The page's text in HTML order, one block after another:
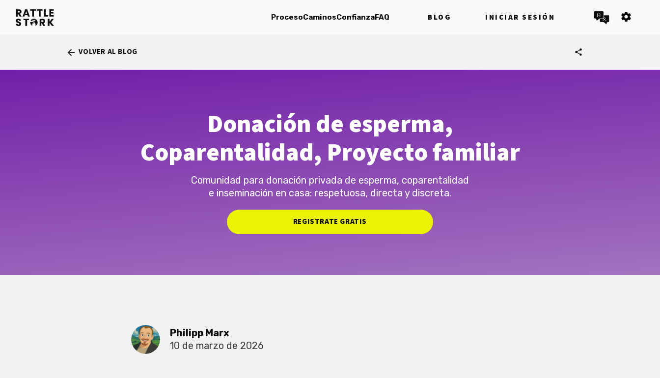
ProcesoCaminosConfianzaFAQ BLOG INICIAR SESIÓN settings
arrow_back VOLVER AL BLOG share
Donación de esperma,
Coparentalidad, Proyecto familiar
Comunidad para donación privada de esperma, coparentalidad
e inseminación en casa: respetuosa, directa y discreta.
REGISTRATE GRATIS
Philipp Marx
10 de marzo de 2026